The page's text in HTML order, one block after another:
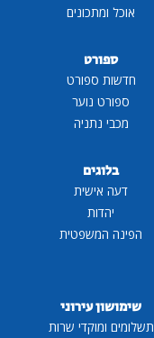
אוכל ומתכונים
ספורט
חדשות ספורט
ספורט נוער
מכבי נתניה
בלוגים
דעה אישית
יהדות
הפינה המשפטית
שימושון עירוני
תשלומים ומוקדי שרות